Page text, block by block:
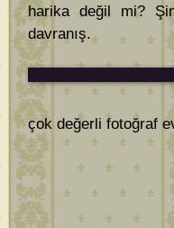
harika değil mi?
davranış.
çok değerli fotoğraf